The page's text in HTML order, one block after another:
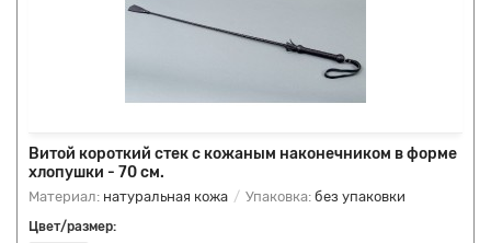
Витой короткий стек с кожаным наконечником в форме
хлопушки - 70 см.
Материал: натуральная кожа Упаковка: без упаковки
Цвет/размер: